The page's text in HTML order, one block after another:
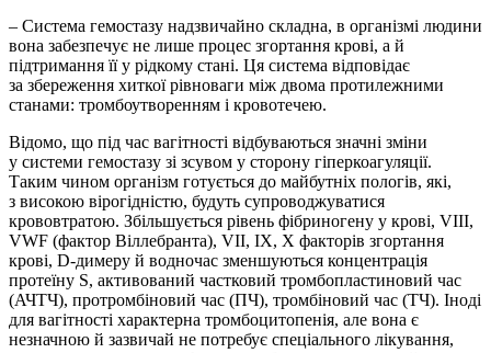
– Система гемостазу надзвичайно складна, в організмі людини
вона забезпечує не лише процес згортання крові, а й
підтримання її у рідкому стані. Ця система відповідає
за збереження хиткої рівноваги між двома протилежними
станами: тромбо­утворенням і кровотечею.
Відомо, що під час вагітності відбуваються значні зміни
у системи гемостазу зі зсувом у сторону гіперкоа­гуляції.
Таким чином організм готується до майбутніх пологів, які,
з високою вірогідністю, будуть супроводжуватися
крововтратою. Збільшується рівень фібриногену у крові, VIII,
VWF (фактор Віллебранта), VII, IX, X факторів згортання
крові, D-димеру й водночас зменшуються концентрація
протеїну S, активований частковий тромбопластиновий час
(АЧТЧ), протромбіновий час (ПЧ), тромбіновий час (ТЧ). Іноді
для вагітності характерна тромбоцитопенія, але вона є
незначною й зазвичай не потребує спеціального лікування,